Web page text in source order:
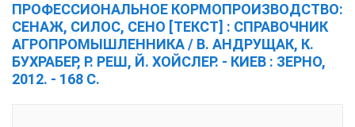
ПРОФЕССИОНАЛЬНОЕ КОРМОПРОИЗВОДСТВО:
СЕНАЖ, СИЛОС, СЕНО [ТЕКСТ] : СПРАВОЧНИК
АГРОПРОМЫШЛЕННИКА / В. АНДРУЩАК, К.
БУХРАБЕР, Р. РЕШ, Й. ХОЙСЛЕР. - КИЕВ : ЗЕРНО,
2012. - 168 С.